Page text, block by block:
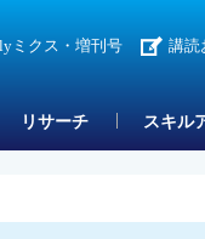
ミクス・増刊号 講読
リサーチ スキル